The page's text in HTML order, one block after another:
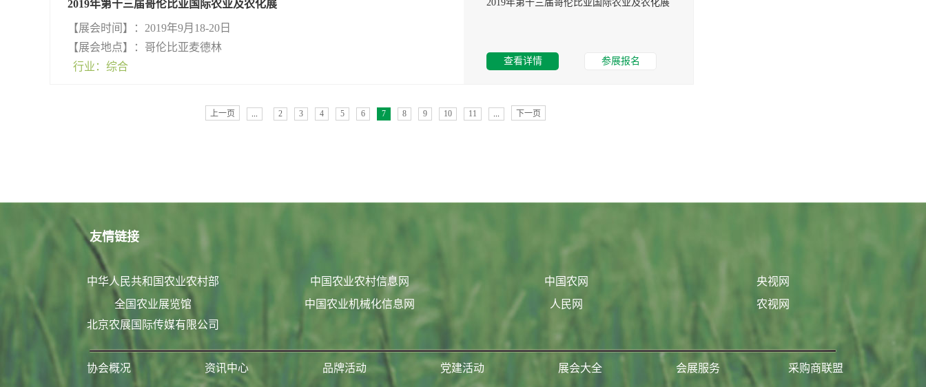
2019年第十三届哥伦比亚国际农业及农化展
【展会时间】：2019年9月18-20日
【展会地点】：哥伦比亚麦德林
行业：综合
2019年第十三届哥伦比亚国际农业及农化展
查看详情 参展报名
上一页 ... 2 3 4 5 6 7 8 9 10 11 ... 下一页
友情链接
中华人民共和国农业农村部
全国农业展览馆
北京农展国际传媒有限公司
中国农业农村信息网
中国农业机械化信息网
中国农网
人民网
央视网
农视网
协会概况 资讯中心 品牌活动 党建活动 展会大全 会展服务 采购商联盟